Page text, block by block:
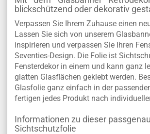
blickschützend oder dekorativ
Verpassen Sie Ihrem Zuhause einen
Lassen Sie sich von unserem
inspirieren und verpassen Sie Ihren
Seventies-Design. Die Folie ist
Fensterdekor in einem und kann ganz
glatten Glasflächen geklebt werden.
Glasfolie ganz einfach in der
fertigen jedes Produkt nach
Informationen zu dieser
Sichtschutzfolie